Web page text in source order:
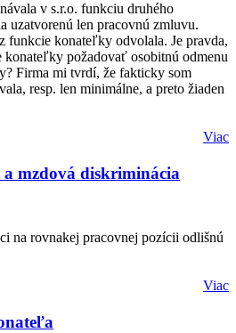
v s.r.o. funkciu druhého
uzatvorenú len pracovnú zmluvu.
funkcie konateľky odvolala. Je pravda,
konateľky požadovať osobitnú odmenu
Firma mi tvrdí, že fakticky som
resp. len minimálne, a preto žiaden
Viac
mzdová diskriminácia
na rovnakej pracovnej pozícii odlišnú
Viac